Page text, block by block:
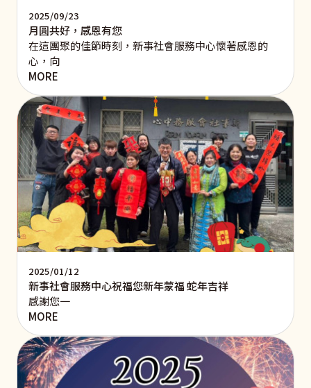
2025/09/23
月圓共好，感恩有您
在這團聚的佳節時刻，新事社會服務中心懷著感恩的
心，向
MORE
2025/01/12
新事社會服務中心祝福您新年蒙福 蛇年吉祥
感謝您一
MORE